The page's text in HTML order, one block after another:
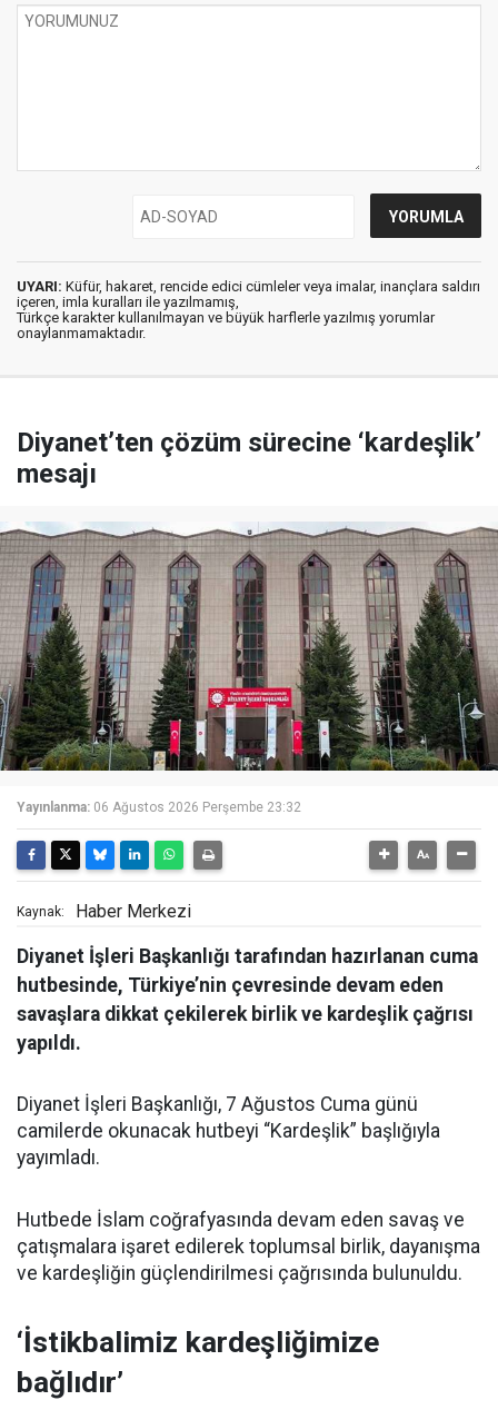
UYARI: Küfür, hakaret, rencide edici cümleler veya imalar, inançlara saldırı
içeren, imla kuralları ile yazılmamış,
Türkçe karakter kullanılmayan ve büyük harflerle yazılmış yorumlar
onaylanmamaktadır.
Diyanet’ten çözüm sürecine ‘kardeşlik’
mesajı
Yayınlanma: 06 Ağustos 2026 Perşembe 23:32
Kaynak: Haber Merkezi
Diyanet İşleri Başkanlığı tarafından hazırlanan cuma
hutbesinde, Türkiye’nin çevresinde devam eden
savaşlara dikkat çekilerek birlik ve kardeşlik çağrısı
yapıldı.
Diyanet İşleri Başkanlığı, 7 Ağustos Cuma günü
camilerde okunacak hutbeyi “Kardeşlik” başlığıyla
yayımladı.
Hutbede İslam coğrafyasında devam eden savaş ve
çatışmalara işaret edilerek toplumsal birlik, dayanışma
ve kardeşliğin güçlendirilmesi çağrısında bulunuldu.
‘İstikbalimiz kardeşliğimize
bağlıdır’